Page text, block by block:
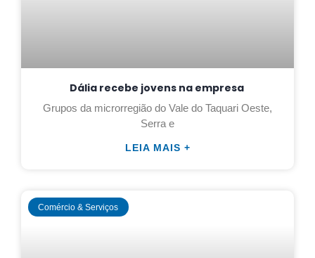
Dália recebe jovens na empresa
Grupos da microrregião do Vale do Taquari Oeste,
Serra e
LEIA MAIS +
Comércio & Serviços